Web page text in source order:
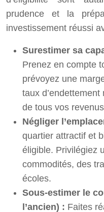
prudence et la
investissement réussi
Surestimer sa
Prenez en compte
prévoyez une
taux
de tous vos
Négliger
quartier attractif et
éligible. Privilégiez
commodités, des
écoles.
Sous-estimer le
l’ancien) : Faites